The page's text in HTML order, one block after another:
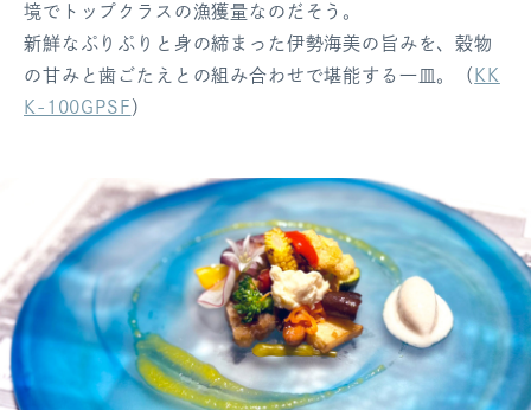
境でトップクラスの漁獲量なのだそう。
新鮮なぷりぷりと身の締まった伊勢海美の旨みを、穀物
の甘みと歯ごたえとの組み合わせで堪能する一皿。（ KK
K-100GPSF ）